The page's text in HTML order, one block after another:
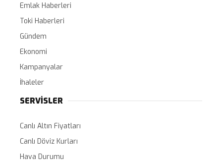
Emlak Haberleri
Toki Haberleri
Gündem
Ekonomi
Kampanyalar
İhaleler
SERVİSLER
Canlı Altın Fiyatları
Canlı Döviz Kurları
Hava Durumu